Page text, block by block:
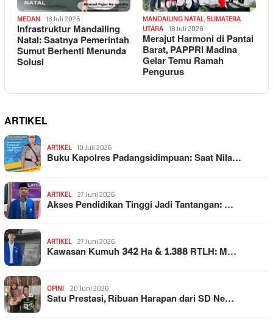
MEDAN 18 Juli 2026
Infrastruktur Mandailing
Natal: Saatnya Pemerintah
Sumut Berhenti Menunda
Solusi
MANDAILING NATAL, SUMATERA
UTARA
18 Juli 2026
Merajut Harmoni di Pantai
Barat, PAPPRI Madina
Gelar Temu Ramah
Pengurus
ARTIKEL
ARTIKEL 10 Juli 2026
Buku Kapolres Padangsidimpuan: Saat Nila…
ARTIKEL 27 Juni 2026
Akses Pendidikan Tinggi Jadi Tantangan: …
ARTIKEL 27 Juni 2026
Kawasan Kumuh 342 Ha & 1.388 RTLH: M…
OPINI 20 Juni 2026
Satu Prestasi, Ribuan Harapan dari SD Ne…